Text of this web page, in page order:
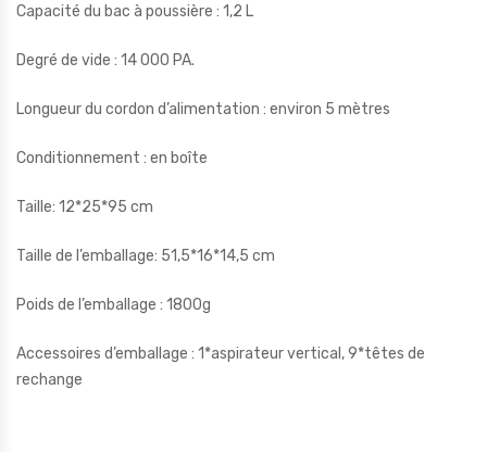
Capacité du bac à poussière : 1,2 L
Degré de vide : 14 000 PA.
Longueur du cordon d’alimentation : environ 5 mètres
Conditionnement : en boîte
Taille: 12*25*95 cm
Taille de l’emballage: 51,5*16*14,5 cm
Poids de l’emballage : 1800g
Accessoires d’emballage : 1*aspirateur vertical, 9*têtes de
rechange